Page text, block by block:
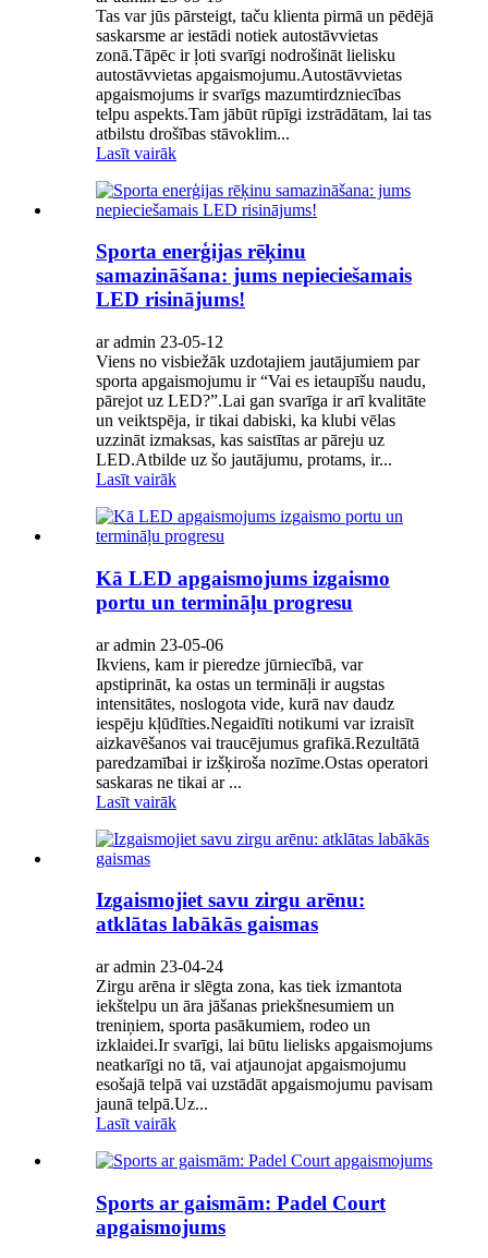
Tas var jūs pārsteigt, taču klienta pirmā un pēdējā
saskarsme ar iestādi notiek autostāvvietas
zonā.Tāpēc ir ļoti svarīgi nodrošināt lielisku
autostāvvietas apgaismojumu.Autostāvvietas
apgaismojums ir svarīgs mazumtirdzniecības
telpu aspekts.Tam jābūt rūpīgi izstrādātam, lai tas
atbilstu drošības stāvoklim...
Lasīt vairāk
Sporta enerģijas rēķinu
samazināšana: jums nepieciešamais
LED risinājums!
ar admin 23-05-12
Viens no visbiežāk uzdotajiem jautājumiem par
sporta apgaismojumu ir “Vai es ietaupīšu naudu,
pārejot uz LED?”.Lai gan svarīga ir arī kvalitāte
un veiktspēja, ir tikai dabiski, ka klubi vēlas
uzzināt izmaksas, kas saistītas ar pāreju uz
LED.Atbilde uz šo jautājumu, protams, ir...
Lasīt vairāk
Kā LED apgaismojums izgaismo
portu un termināļu progresu
ar admin 23-05-06
Ikviens, kam ir pieredze jūrniecībā, var
apstiprināt, ka ostas un termināļi ir augstas
intensitātes, noslogota vide, kurā nav daudz
iespēju kļūdīties.Negaidīti notikumi var izraisīt
aizkavēšanos vai traucējumus grafikā.Rezultātā
paredzamībai ir izšķiroša nozīme.Ostas operatori
saskaras ne tikai ar ...
Lasīt vairāk
Izgaismojiet savu zirgu arēnu:
atklātas labākās gaismas
ar admin 23-04-24
Zirgu arēna ir slēgta zona, kas tiek izmantota
iekštelpu un āra jāšanas priekšnesumiem un
treniņiem, sporta pasākumiem, rodeo un
izklaidei.Ir svarīgi, lai būtu lielisks apgaismojums
neatkarīgi no tā, vai atjaunojat apgaismojumu
esošajā telpā vai uzstādāt apgaismojumu pavisam
jaunā telpā.Uz...
Lasīt vairāk
Sports ar gaismām: Padel Court
apgaismojums